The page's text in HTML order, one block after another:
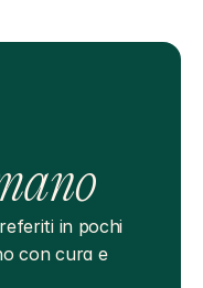
in pochi
con cura e